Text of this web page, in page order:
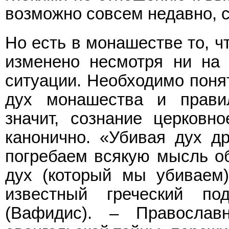
возможно совсем недавно,
Но есть в монашестве то,
изменено несмотря ни на
ситуации. Необходимо
дух монашества и
значит, сознание
канонично. «Убивая дух
погребаем всякую мысль
дух (который мы
известный греческий
(Вафидис). –